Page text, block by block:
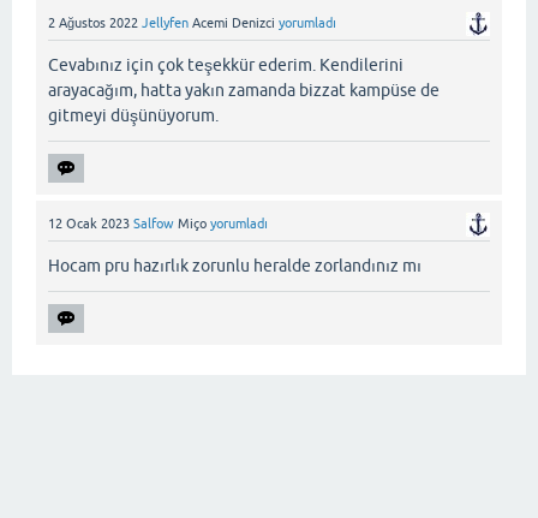
2 Ağustos 2022 Jellyfen Acemi Denizci yorumladı
Cevabınız için çok teşekkür ederim. Kendilerini
arayacağım, hatta yakın zamanda bizzat kampüse de
gitmeyi düşünüyorum.
12 Ocak 2023 Salfow Miço yorumladı
Hocam pru hazırlık zorunlu heralde zorlandınız mı